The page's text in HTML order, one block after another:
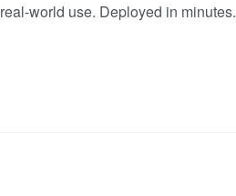
world use. Deployed in minutes.